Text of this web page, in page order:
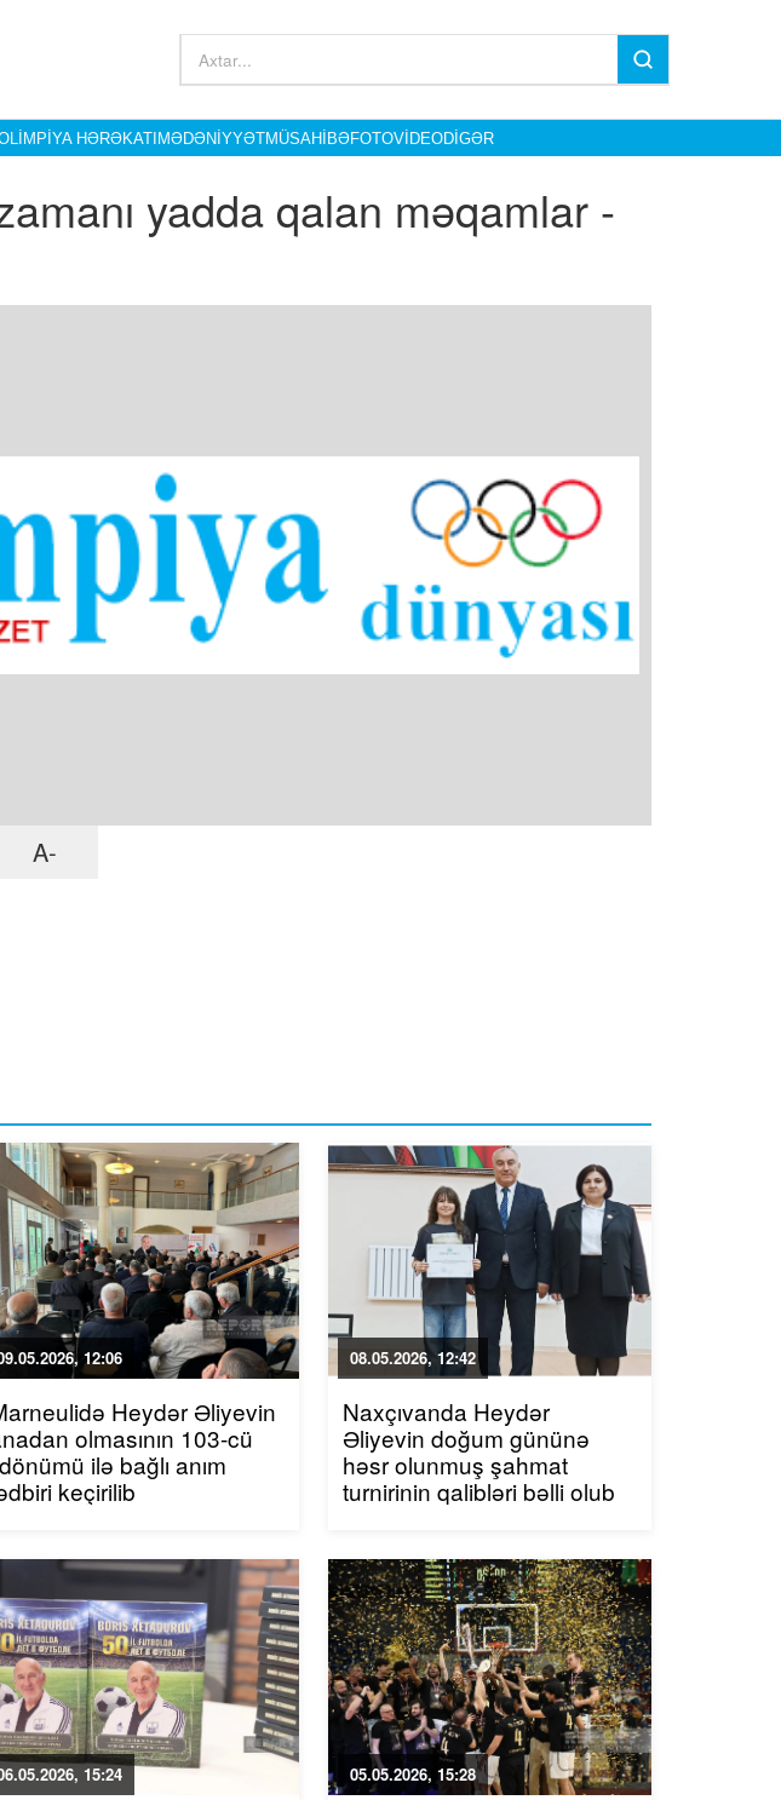
HƏRƏKATIMƏDƏNIYYƏTMÜSAHIBƏFOTOVIDEODIGƏR
yadda qalan məqamlar -
A-
12:06
Heydər Əliyevin
olmasının 103-cü
ilə bağlı anım
keçirilib
08.05.2026, 12:42
Naxçıvanda Heydər
Əliyevin doğum gününə
həsr olunmuş şahmat
turnirinin qalibləri bəlli olub
15:24 05.05.2026, 15:28